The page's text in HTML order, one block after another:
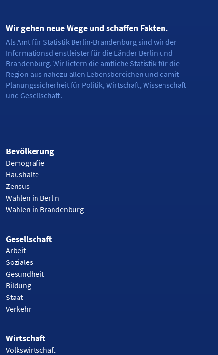
Wir gehen neue Wege und schaffen Fakten.
Als Amt für Statistik Berlin-Brandenburg sind wir der
Informationsdienstleister für die Länder Berlin und
Brandenburg. Wir liefern die amtliche Statistik für die
Region aus nahezu allen Lebensbereichen und damit
Planungssicherheit für Politik, Wirtschaft, Wissenschaft
und Gesellschaft.
Bevölkerung
Demografie
Haushalte
Zensus
Wahlen in Berlin
Wahlen in Brandenburg
Gesellschaft
Arbeit
Soziales
Gesundheit
Bildung
Staat
Verkehr
Wirtschaft
Volkswirtschaft